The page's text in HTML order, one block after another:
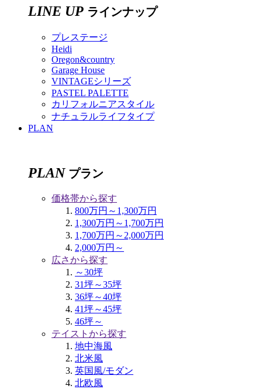
LINE UP ラインナップ
プレステージ
Heidi
Oregon&country
Garage House
VINTAGEシリーズ
PASTEL PALETTE
カリフォルニアスタイル
ナチュラルライフタイプ
PLAN
PLAN プラン
価格帯から探す
800万円～1,300万円
1,300万円～1,700万円
1,700万円～2,000万円
2,000万円～
広さから探す
～30坪
31坪～35坪
36坪～40坪
41坪～45坪
46坪～
テイストから探す
地中海風
北米風
英国風/モダン
北欧風